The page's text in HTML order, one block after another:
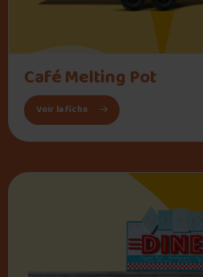
Café Melting Pot
Voir la fiche : Café Melting Pot